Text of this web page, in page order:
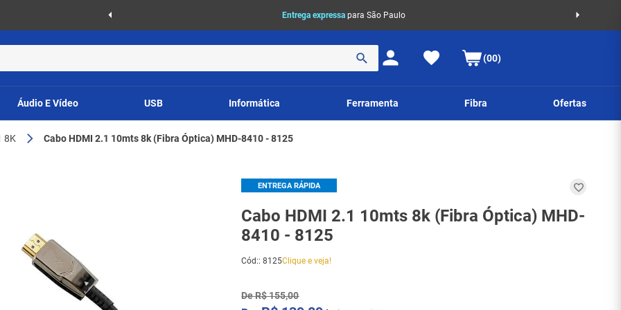
Entrega expressa para São Paulo
(00)
Áudio E Vídeo USB Informática Ferramenta Fibra Ofertas
8K Cabo HDMI 2.1 10mts 8k (Fibra Óptica) MHD-8410 - 8125
ENTREGA RÁPIDA
Cabo HDMI 2.1 10mts 8k (Fibra Óptica) MHD-
8410 - 8125
Cód::8125Clique e veja!
DeR$155,00